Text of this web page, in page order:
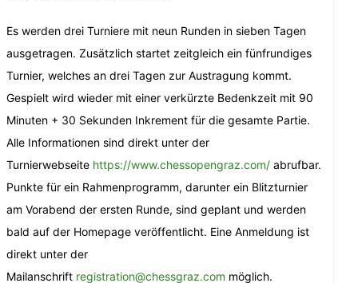
Es werden drei Turniere mit neun Runden in sieben Tagen
ausgetragen. Zusätzlich startet zeitgleich ein fünfrundiges
Turnier, welches an drei Tagen zur Austragung kommt.
Gespielt wird wieder mit einer verkürzte Bedenkzeit mit 90
Minuten + 30 Sekunden Inkrement für die gesamte Partie.
Alle Informationen sind direkt unter der
Turnierwebseite https://www.chessopengraz.com/ abrufbar.
Punkte für ein Rahmenprogramm, darunter ein Blitzturnier
am Vorabend der ersten Runde, sind geplant und werden
bald auf der Homepage veröffentlicht. Eine Anmeldung ist
direkt unter der
Mailanschrift registration@chessgraz.com möglich.